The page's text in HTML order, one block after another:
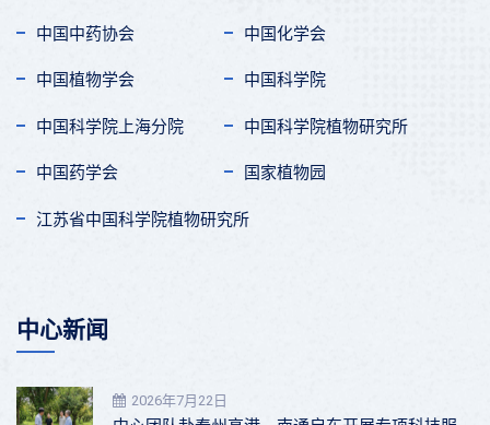
中国中药协会 中国化学会
中国植物学会 中国科学院
中国科学院上海分院 中国科学院植物研究所
中国药学会 国家植物园
江苏省中国科学院植物研究所
中心新闻
2026年7月22日